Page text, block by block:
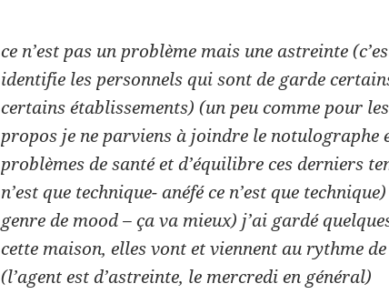
ce n’est pas un problème mais une astreinte
identifie les personnels qui sont de garde
certains établissements) (un peu comme pour
propos je ne parviens à joindre le notulographe
problèmes de santé et d’équilibre ces derniers
n’est que technique- anéfé ce n’est que
genre de mood – ça va mieux) j’ai gardé
cette maison, elles vont et viennent au rythme
(l’agent est d’astreinte, le mercredi en général)